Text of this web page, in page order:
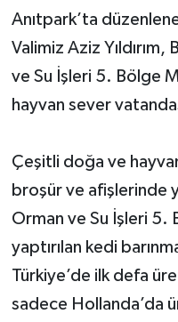
Anıtpark’ta
Valimiz Aziz
ve Su İşleri 5. Bölge
hayvan sever
Çeşitli doğa ve
broşür ve afişlerinde
Orman ve Su İşleri 5.
yaptırılan kedi
Türkiye’de ilk defa
sadece Hollanda’da